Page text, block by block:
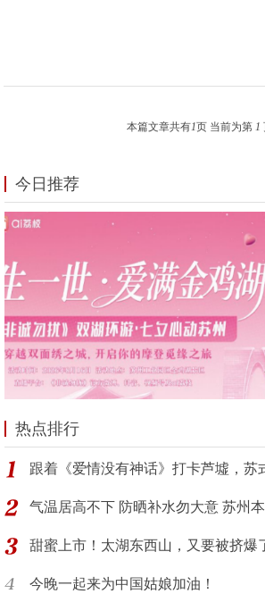
本篇文章共有1页 当前为第 1
今日推荐
热点排行
跟着《爱情没有神话》打卡芦墟，苏
气温居高不下 防晒补水勿大意 苏州本
甜蜜上市！太湖东西山，又要被挤
今晚一起来为中国姑娘加油！